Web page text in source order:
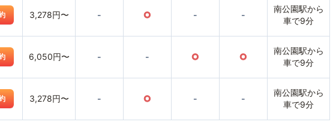
3,278円〜 - ○ - -
南公園駅から
車で9分
6,050円〜 - - ○ ○
南公園駅から
車で9分
3,278円〜 - ○ - -
南公園駅から
車で9分